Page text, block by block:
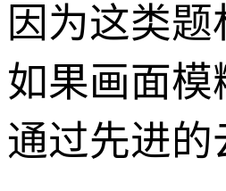
因为这类
如果画面
通过先进的